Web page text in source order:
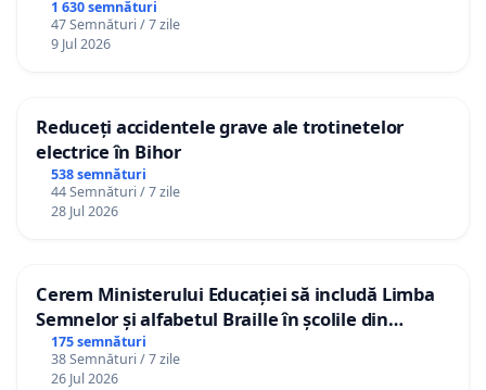
1 630 semnături
47 Semnături / 7 zile
9 Jul 2026
Reduceți accidentele grave ale trotinetelor
electrice în Bihor
538 semnături
44 Semnături / 7 zile
28 Jul 2026
Cerem Ministerului Educației să includă Limba
Semnelor și alfabetul Braille în școlile din
Republica Moldova!
175 semnături
38 Semnături / 7 zile
26 Jul 2026